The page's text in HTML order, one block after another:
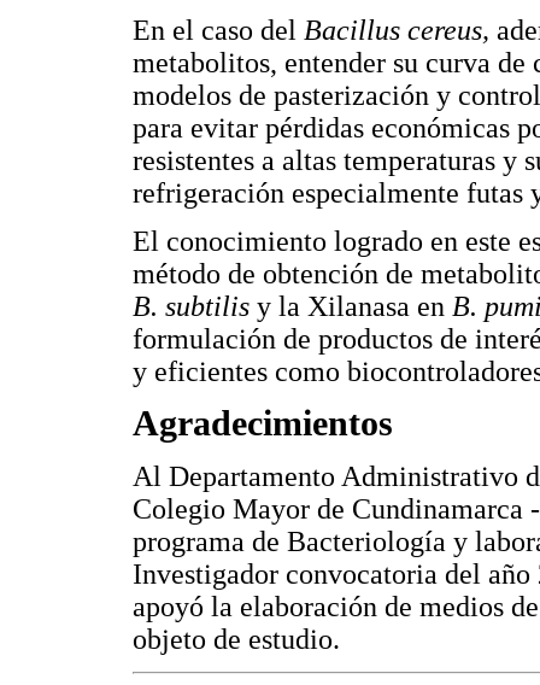
En el caso del Bacillus cereus,
metabolitos, entender su curva
modelos de pasterización y
para evitar pérdidas económicas
resistentes a altas temperaturas y
refrigeración especialmente futas
El conocimiento logrado en este
método de obtención de
B. subtilis y la Xilanasa en B.
formulación de productos de
y eficientes como
Agradecimientos
Al Departamento Administrativo
Colegio Mayor de Cundinamarca
programa de Bacteriología y
Investigador convocatoria del
apoyó la elaboración de medios
objeto de estudio.